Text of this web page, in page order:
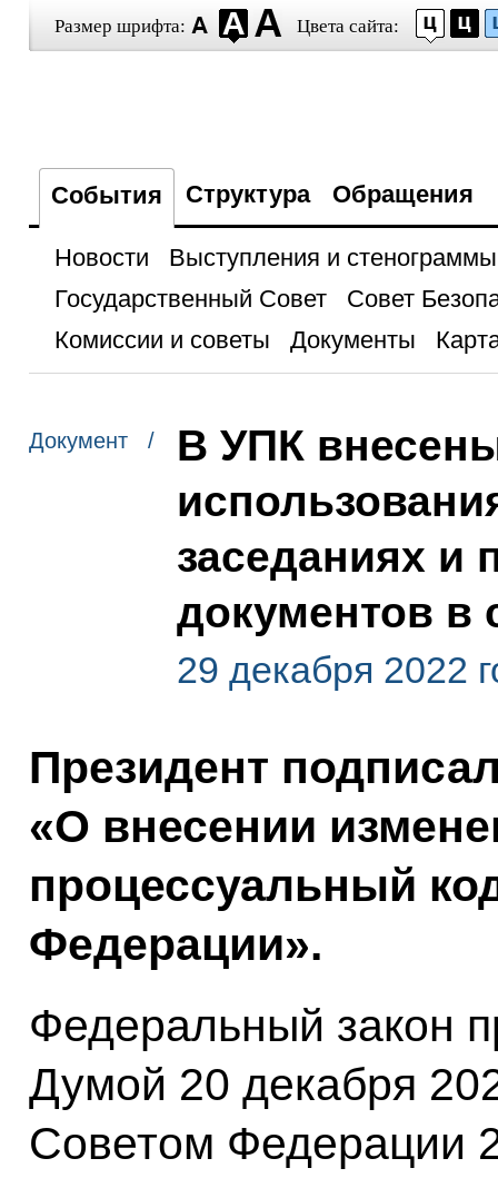
Размер шрифта: Цвета сайта:
События Структура Обращения
Новости
Выступления и стенограммы
Государственный Совет
Совет
Комиссии и советы
Документы
Документ /
В УПК
заседаниях и
документов в
29 декабря 2022
Президент
«О внесении
процессуальный
Федерации».
Федеральный закон
Думой 20 декабря
Советом Федерации